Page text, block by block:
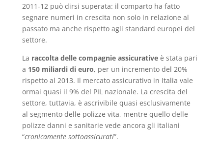
2011-12 può dirsi superata: il comparto ha fatto
segnare numeri in crescita non solo in relazione al
passato ma anche rispetto agli standard europei del
settore.
La raccolta delle compagnie assicurativeè stata pari
a 150 miliardi di euro, per un incremento del 20%
rispetto al 2013. Il mercato assicurativo in Italia vale
ormai quasi il 9% del PIL nazionale. La crescita del
settore, tuttavia, è ascrivibile quasi esclusivamente
al segmento delle polizze vita, mentre quello delle
polizze danni e sanitarie vede ancora gli italiani
“cronicamente sottoassicurati”.